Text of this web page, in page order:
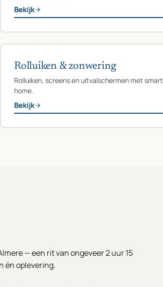
Bekijk
Rolluiken & zonwering
Rolluiken, screens en uitvalschermen met smart
home.
Bekijk
— een rit van ongeveer 2 uur 15
én oplevering.